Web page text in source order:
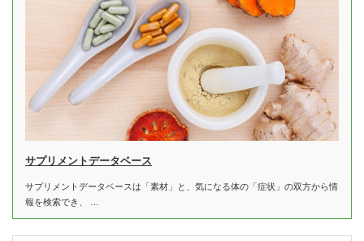
サプリメントデータベース
サプリメントデータベースは「素材」と、気になる体の「症状」の双方から情
報を検索でき、 …